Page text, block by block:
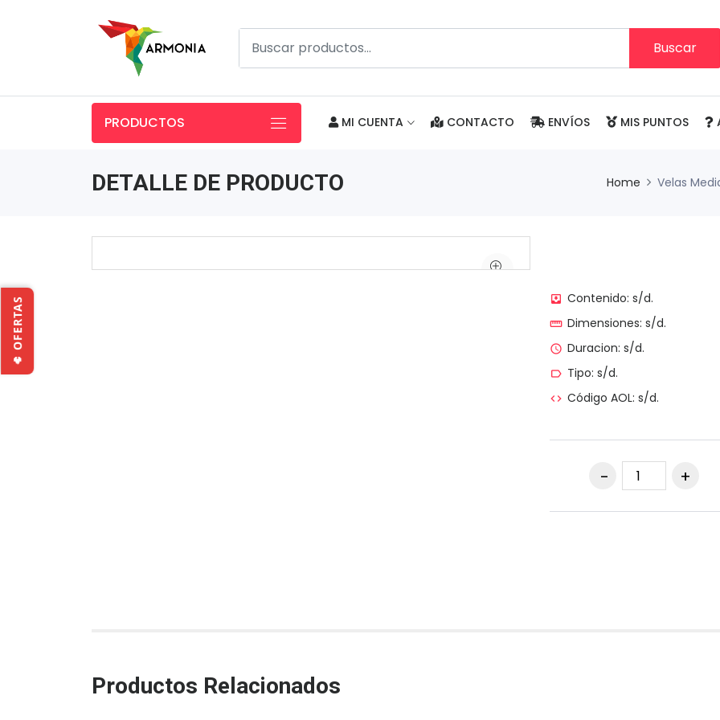
🔥 OFERTAS
Buscar
PRODUCTOS MI CUENTA CONTACTO ENVÍOS MIS PUNTOS
DETALLE DE PRODUCTO Home Velas
move_to_inbox Contenido: s/d.
straighten Dimensiones: s/d.
access_time Duracion: s/d.
label_outline Tipo: s/d.
code Código AOL: s/d.
Productos Relacionados